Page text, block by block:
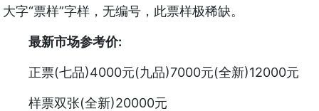
大字“票样”字样，无编号，此票样极稀缺。
最新市场参考价:
正票(七品)4000元(九品)7000元(全新)12000元
样票双张(全新)20000元